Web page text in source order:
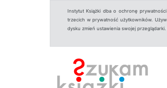
Instytut Książki dba o ochronę
trzecich w prywatność użytkowników.
dysku zmień ustawienia swojej